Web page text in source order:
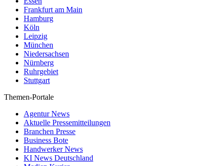
Frankfurt am Main
Hamburg
Köln
Leipzig
München
Niedersachsen
Nürnberg
Ruhrgebiet
Stuttgart
Themen-Portale
Agentur News
Aktuelle Pressemitteilungen
Branchen Presse
Business Bote
Handwerker News
KI News Deutschland